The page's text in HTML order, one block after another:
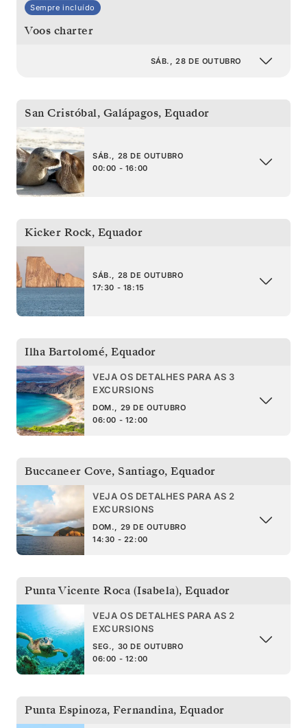
Sempre incluído
Voos charter
SÁB., 28 DE OUTUBRO
San Cristóbal, Galápagos, Equador
SÁB., 28 DE OUTUBRO
00:00 - 16:00
Kicker Rock, Equador
SÁB., 28 DE OUTUBRO
17:30 - 18:15
Ilha Bartolomé, Equador
VEJA OS DETALHES PARA AS 3
EXCURSIONS
DOM., 29 DE OUTUBRO
06:00 - 12:00
Buccaneer Cove, Santiago, Equador
VEJA OS DETALHES PARA AS 2
EXCURSIONS
DOM., 29 DE OUTUBRO
14:30 - 22:00
Punta Vicente Roca (Isabela), Equador
VEJA OS DETALHES PARA AS 2
EXCURSIONS
SEG., 30 DE OUTUBRO
06:00 - 12:00
Punta Espinoza, Fernandina, Equador